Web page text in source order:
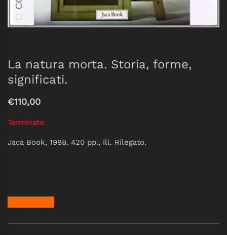
La natura morta. Storia, forme,
significati.
€110,00
Terminato
Jaca Book, 1998. 420 pp., ill. Rilegato.